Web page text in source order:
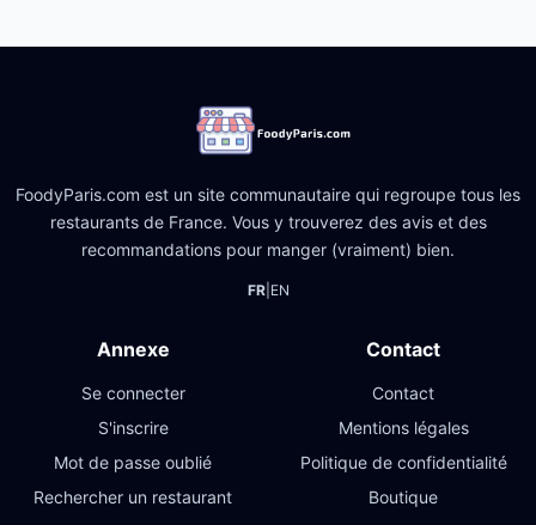
FoodyParis.com est un site communautaire qui regroupe tous les
restaurants de France. Vous y trouverez des avis et des
recommandations pour manger (vraiment) bien.
FR| EN
Annexe
Se connecter
S'inscrire
Mot de passe oublié
Rechercher un restaurant
Contact
Contact
Mentions légales
Politique de confidentialité
Boutique